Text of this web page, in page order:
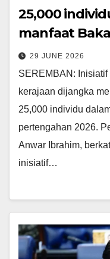
25,000
manfaat
29 JUNE 2026
SEREMBAN:
kerajaan dijangka
25,000 individu
pertengahan 2026.
Anwar Ibrahim,
inisiatif…